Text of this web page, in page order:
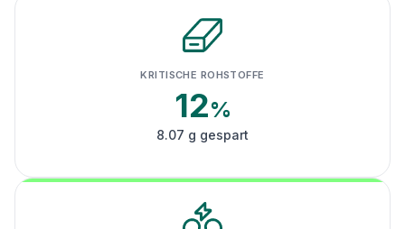
KRITISCHE ROHSTOFFE
12%
8.07 g gespart